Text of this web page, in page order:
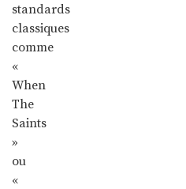
standards
classiques
comme
«
When
The
Saints
»
ou
«